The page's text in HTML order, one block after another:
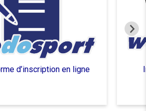
d’inscription en ligne